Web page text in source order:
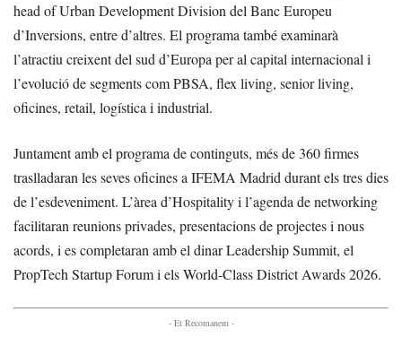
head of Urban Development Division del Banc Europeu
d’Inversions, entre d’altres. El programa també examinarà
l’atractiu creixent del sud d’Europa per al capital internacional i
l’evolució de segments com PBSA, flex living, senior living,
oficines, retail, logística i industrial.
Juntament amb el programa de continguts, més de 360 firmes
traslladaran les seves oficines a IFEMA Madrid durant els tres dies
de l’esdeveniment. L’àrea d’Hospitality i l’agenda de networking
facilitaran reunions privades, presentacions de projectes i nous
acords, i es completaran amb el dinar Leadership Summit, el
PropTech Startup Forum i els World-Class District Awards 2026.
- Et Recomanem -